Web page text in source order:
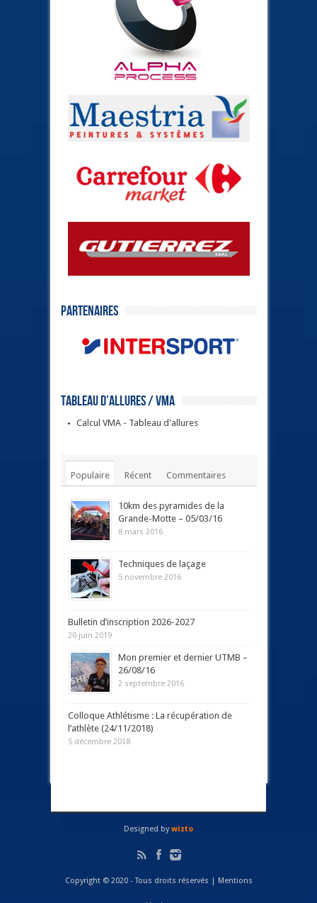
Partenaires
Tableau d’allures / VMA
Calcul VMA - Tableau d'allures
Populaire Récent Commentaires
Tags
10km des pyramides de la
Grande-Motte – 05/03/16
8 mars 2016
Techniques de laçage
5 novembre 2016
Bulletin d’inscription 2026-2027
20 juin 2019
Mon premier et dernier UTMB –
26/08/16
2 septembre 2016
Colloque Athlétisme : La récupération de
l’athlète (24/11/2018)
5 décembre 2018
Designed bywizto
Copyright © 2020 - Tous droits réservés | Mentions